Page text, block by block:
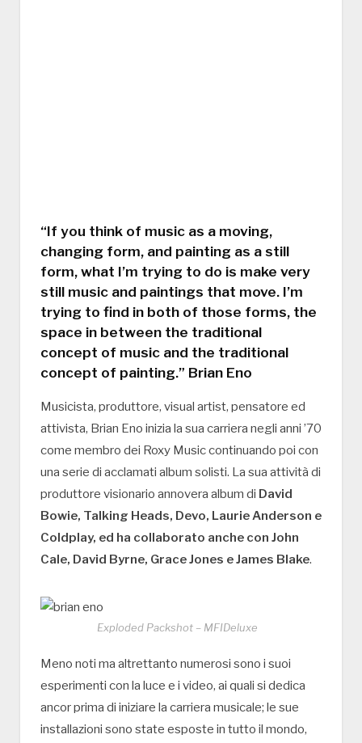
“If you think of music as a moving,
changing form, and painting as a still
form, what I’m trying to do is make very
still music and paintings that move. I’m
trying to find in both of those forms, the
space in between the traditional
concept of music and the traditional
concept of painting.” Brian Eno
Musicista, produttore, visual artist, pensatore ed
attivista, Brian Eno inizia la sua carriera negli anni ’70
come membro dei Roxy Music continuando poi con
una serie di acclamati album solisti. La sua attività di
produttore visionario annovera album di David
Bowie, Talking Heads, Devo, Laurie Anderson e
Coldplay, ed ha collaborato anche con John
Cale, David Byrne, Grace Jones e James Blake.
Exploded Packshot – MFIDeluxe
Meno noti ma altrettanto numerosi sono i suoi
esperimenti con la luce e i video, ai quali si dedica
ancor prima di iniziare la carriera musicale; le sue
installazioni sono state esposte in tutto il mondo,